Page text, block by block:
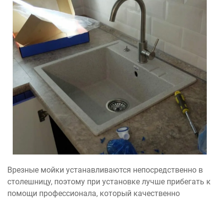
Врезные мойки устанавливаются непосредственно в
столешницу, поэтому при установке лучше прибегать к
помощи профессионала, который качественно